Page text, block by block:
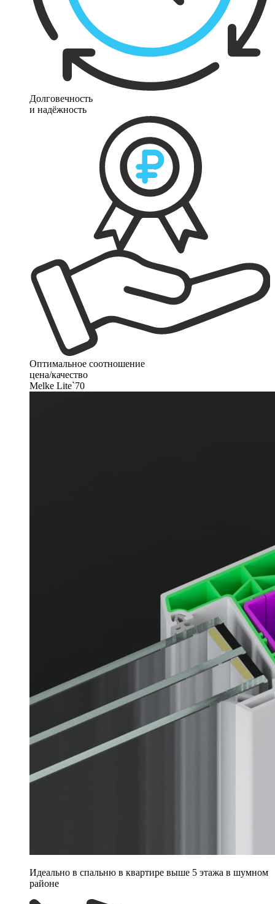
Долговечность
и надёжность
Оптимальное соотношение
цена/качество
Melke Lite`70
Идеально в спальню в квартире выше 5 этажа в шумном
районе